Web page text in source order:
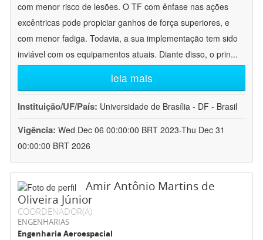
com menor risco de lesões. O TF com ênfase nas ações
excêntricas pode propiciar ganhos de força superiores, e
com menor fadiga. Todavia, a sua implementação tem sido
inviável com os equipamentos atuais. Diante disso, o prin...
leia mais
Instituição/UF/País: Universidade de Brasília - DF - Brasil
Vigência: Wed Dec 06 00:00:00 BRT 2023-Thu Dec 31
00:00:00 BRT 2026
Amir Antônio Martins de
Oliveira Júnior
COORDENADOR(A)
ENGENHARIAS
Engenharia Aeroespacial